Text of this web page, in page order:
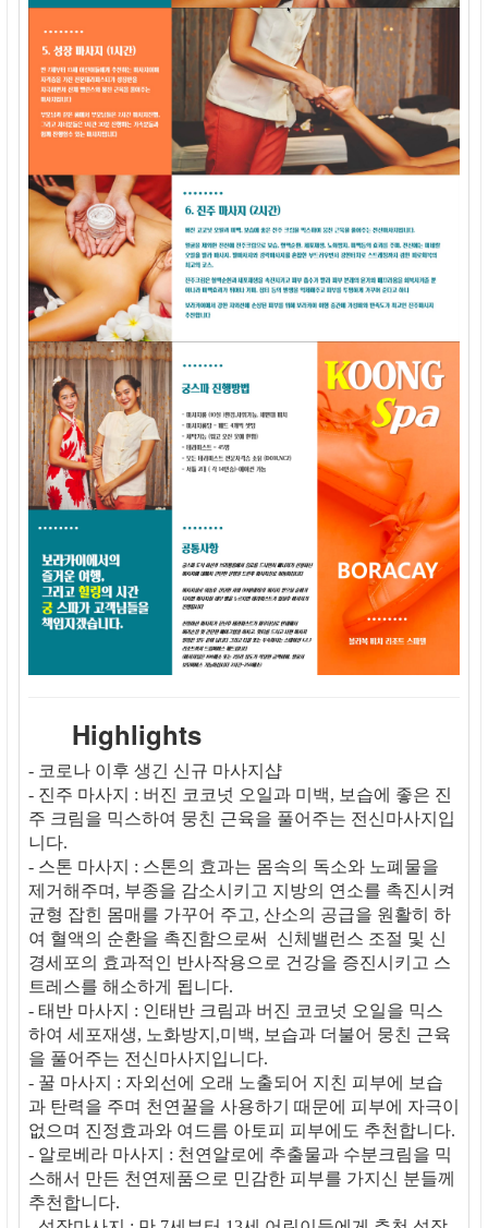
Highlights
- 코로나 이후 생긴 신규 마사지샵
- 진주 마사지 : 버진 코코넛 오일과 미백, 보습에 좋은 진
주 크림을 믹스하여 뭉친 근육을 풀어주는 전신마사지입
니다.
- 스톤 마사지 : 스톤의 효과는 몸속의 독소와 노폐물을
제거해주며, 부종을 감소시키고 지방의 연소를 촉진시켜
균형 잡힌 몸매를 가꾸어 주고, 산소의 공급을 원활히 하
여 혈액의 순환을 촉진함으로써 신체밸런스 조절 및 신
경세포의 효과적인 반사작용으로 건강을 증진시키고 스
트레스를 해소하게 됩니다.
- 태반 마사지 : 인태반 크림과 버진 코코넛 오일을 믹스
하여 세포재생, 노화방지,미백, 보습과 더불어 뭉친 근육
을 풀어주는 전신마사지입니다.
- 꿀 마사지 : 자외선에 오래 노출되어 지친 피부에 보습
과 탄력을 주며 천연꿀을 사용하기 때문에 피부에 자극이
없으며 진정효과와 여드름 아토피 피부에도 추천합니다.
- 알로베라 마사지 : 천연알로에 추출물과 수분크림을 믹
스해서 만든 천연제품으로 민감한 피부를 가지신 분들께
추천합니다.